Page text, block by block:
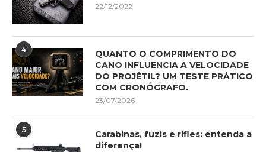
22/12/2022
4
QUANTO O COMPRIMENTO DO
CANO INFLUENCIA A VELOCIDADE
DO PROJÉTIL? UM TESTE PRÁTICO
COM CRONÓGRAFO.
23/07/2026
5
Carabinas, fuzis e rifles: entenda a
diferença!